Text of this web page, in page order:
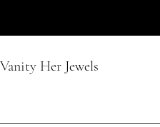
Vanity Her Jewels